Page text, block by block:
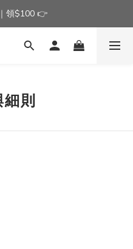
領$100 👉
領$100 👉
AISLE方塊酥髮夾乙個
則